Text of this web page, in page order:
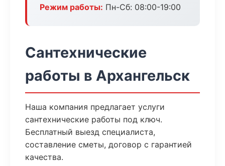
Режим работы: Пн-Сб: 08:00-19:00
Сантехнические
работы в Архангельск
Наша компания предлагает услуги
сантехнические работы под ключ.
Бесплатный выезд специалиста,
составление сметы, договор с гарантией
качества.